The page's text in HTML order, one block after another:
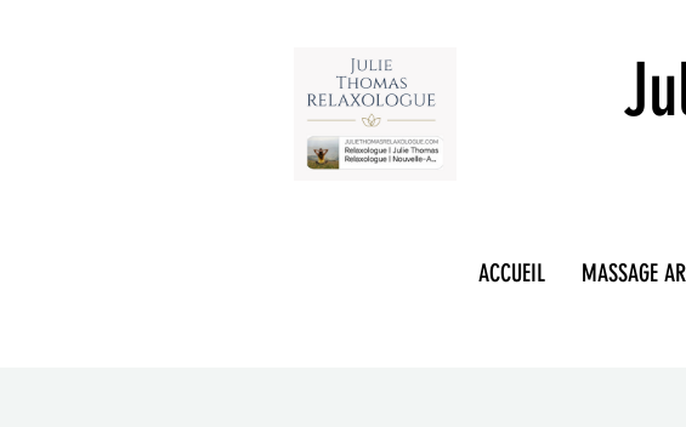
RELAXOLOGUE
ACCUEIL MASSAGE